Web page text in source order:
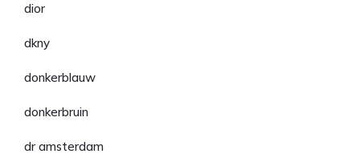
dior
dkny
donkerblauw
donkerbruin
dr amsterdam